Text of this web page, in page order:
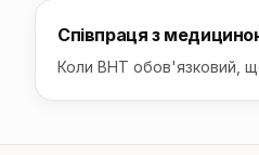
Співпраця з
Коли BHT обов'язковий,